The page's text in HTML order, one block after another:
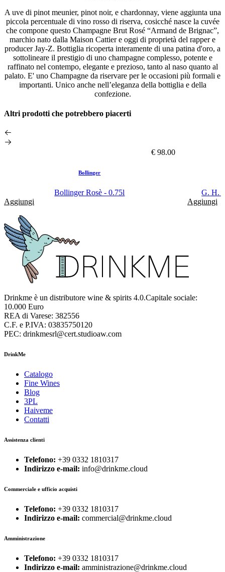
A uve di pinot meunier, pinot noir, e chardonnay, viene aggiunta una
piccola percentuale di vino rosso di riserva, cosicché nasce la cuvée
che compone questo Champagne Brut Rosé “Armand de Brignac”,
marchio nato dalla Maison Cattier e oggi di proprietà del rapper e
producer Jay-Z. Bottiglia ricoperta interamente di una patina d'oro, a
sottolineare il prestigio di uno champagne complesso, potente e
raffinato nel contempo, elegante e prezioso, tanto al naso quanto al
palato. E' uno Champagne da riservare per le occasioni più formali e
importanti. Unico anche nell’eleganza della bottiglia e della
confezione.
Altri prodotti che potrebbero piacerti
€ 98.00
Bollinger
Bollinger Rosè - 0.75l
Aggiungi
G. H.
Aggiungi
Drinkme è un distributore wine & spirits 4.0.Capitale sociale:
10.000 Euro
REA di Varese: 382556
C.F. e P.IVA: 03835750120
PEC: drinkmesrl@cert.studioaw.com
DrinkMe
Catalogo
Fine Wines
Blog
3PL
Haiveme
Contatti
Assistenza clienti
Telefono: +39 0332 1810317
Indirizzo e-mail: info@drinkme.cloud
Commerciale e ufficio acquisti
Telefono: +39 0332 1810317
Indirizzo e-mail: commercial@drinkme.cloud
Amministrazione
Telefono: +39 0332 1810317
Indirizzo e-mail: amministrazione@drinkme.cloud